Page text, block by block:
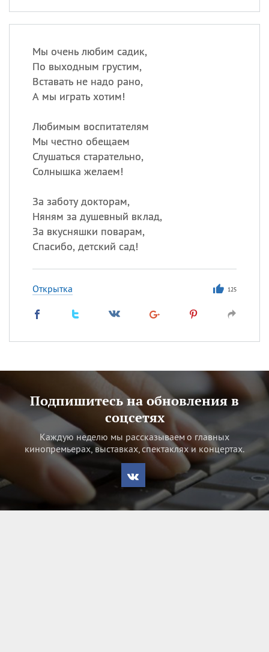
Мы очень любим садик,
По выходным грустим,
Вставать не надо рано,
А мы играть хотим!
Любимым воспитателям
Мы честно обещаем
Слушаться старательно,
Солнышка желаем!
За заботу докторам,
Няням за душевный вклад,
За вкусняшки поварам,
Спасибо, детский сад!
Открытка 125
Подпишитесь на обновления в
соцсетях
Каждую неделю мы рассказываем о главных
кинопремьерах, выставках, спектаклях и концертах.